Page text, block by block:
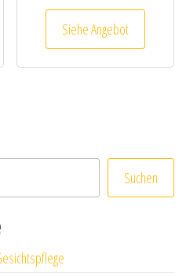
Siehe Angebot
Suchen